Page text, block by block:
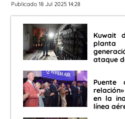
Publicado 18 Jul 2025 14:28
Kuwait
planta
ataque
Puente
en la
línea